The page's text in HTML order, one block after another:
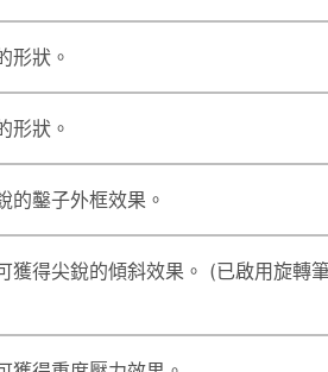
形狀。
形狀。
的鑿子外框效果。
獲得尖銳的傾斜效果。 (已啟用旋轉